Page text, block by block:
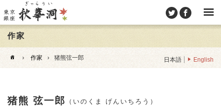
作家
› 作家 › 猪熊弦一郎 日本語 English
猪熊 弦一郎 （いのくま げんいちろう）